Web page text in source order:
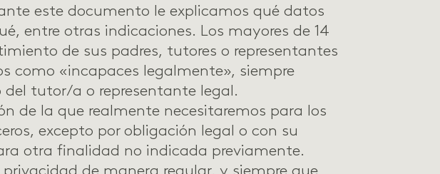
este documento le explicamos qué datos
entre otras indicaciones. Los mayores de 14
de sus padres, tutores o representantes
como «incapaces legalmente», siempre
tutor/a o representante legal.
de la que realmente necesitaremos para los
excepto por obligación legal o con su
otra finalidad no indicada previamente.
de manera regular, y siempre que